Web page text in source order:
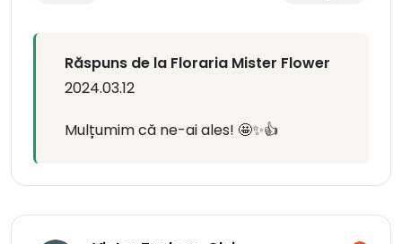
Răspuns de la Floraria Mister Flower
2024.03.12
Mulțumim că ne-ai ales! 🤩✨👍